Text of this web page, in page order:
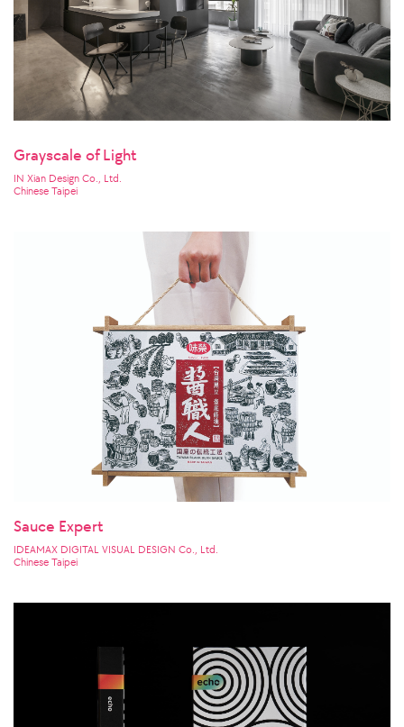
Grayscale of Light
IN Xian Design Co., Ltd.
Chinese Taipei
Sauce Expert
IDEAMAX DIGITAL VISUAL DESIGN Co., Ltd.
Chinese Taipei